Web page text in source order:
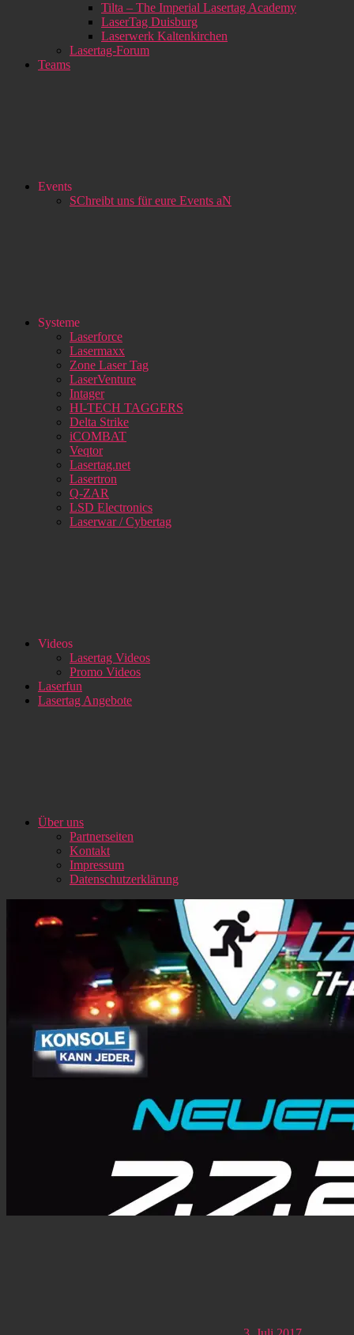
Tilta – The Imperial Lasertag Academy
LaserTag Duisburg
Laserwerk Kaltenkirchen
Lasertag-Forum
Teams
Events
SChreibt uns für eure Events aN
Systeme
Laserforce
Lasermaxx
Zone Laser Tag
LaserVenture
Intager
HI-TECH TAGGERS
Delta Strike
iCOMBAT
Veqtor
Lasertag.net
Lasertron
Q-ZAR
LSD Electronics
Laserwar / Cybertag
Videos
Lasertag Videos
Promo Videos
Laserfun
Lasertag Angebote
Über uns
Partnerseiten
Kontakt
Impressum
Datenschutzerklärung